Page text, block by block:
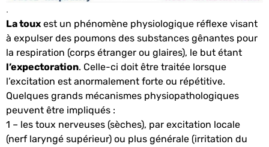
.
La toux est un phénomène physiologique réflexe visant
à expulser des poumons des substances gênantes pour
la respiration (corps étranger ou glaires), le but étant
l’expectoration. Celle-ci doit être traitée lorsque
l’excitation est anormalement forte ou répétitive.
Quelques grands mécanismes physiopathologiques
peuvent être impliqués :
1 – les toux nerveuses (sèches), par excitation locale
(nerf laryngé supérieur) ou plus générale (irritation du